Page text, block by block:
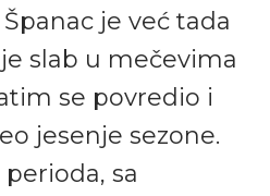
Španac je već tada
slab u mečevima
se povredio i
jesenje sezone.
sa